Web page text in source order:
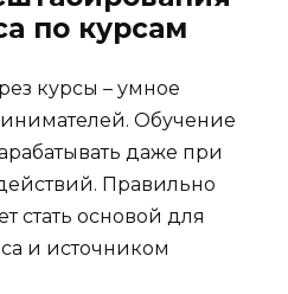
по курсам
курсы – умное
Обучение
даже при
Правильно
стать основой для
и источником